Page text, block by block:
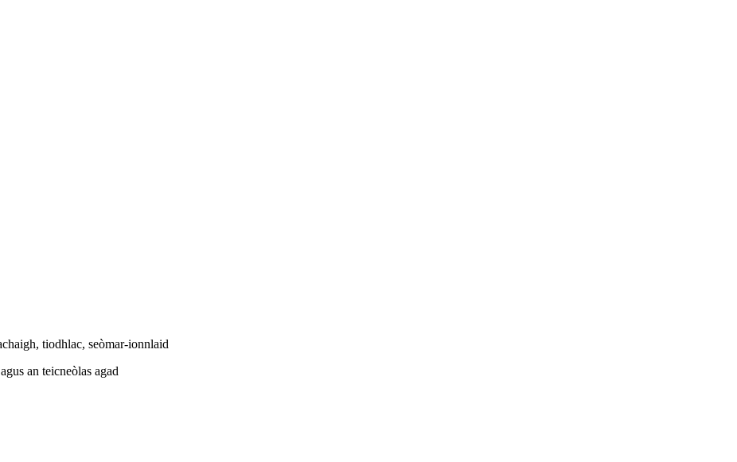
tiodhlac, seòmar-ionnlaid
an teicneòlas agad